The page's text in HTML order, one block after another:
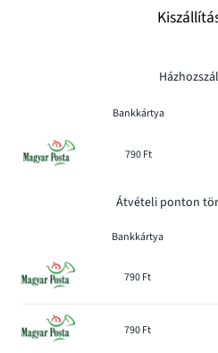
Bankkártya
790 Ft
Átvételi ponton
Bankkártya
790 Ft
790 Ft